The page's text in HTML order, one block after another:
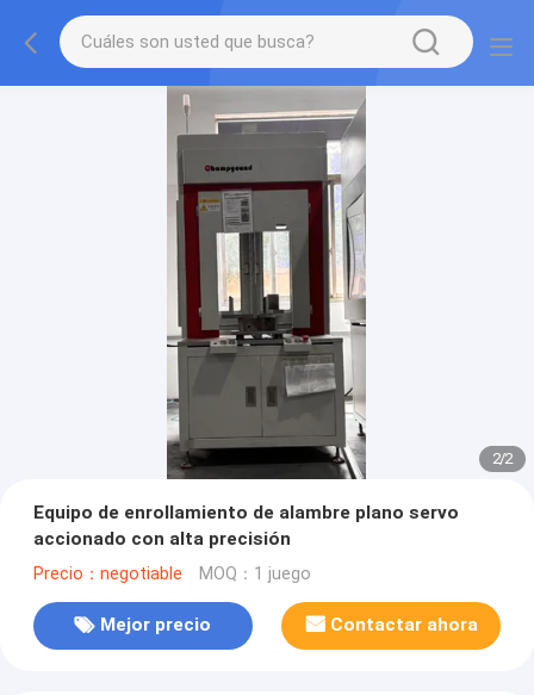
2/2
Equipo de enrollamiento de alambre plano servo
accionado con alta precisión
Precio：negotiable MOQ：1 juego
Mejor precio Contactar ahora